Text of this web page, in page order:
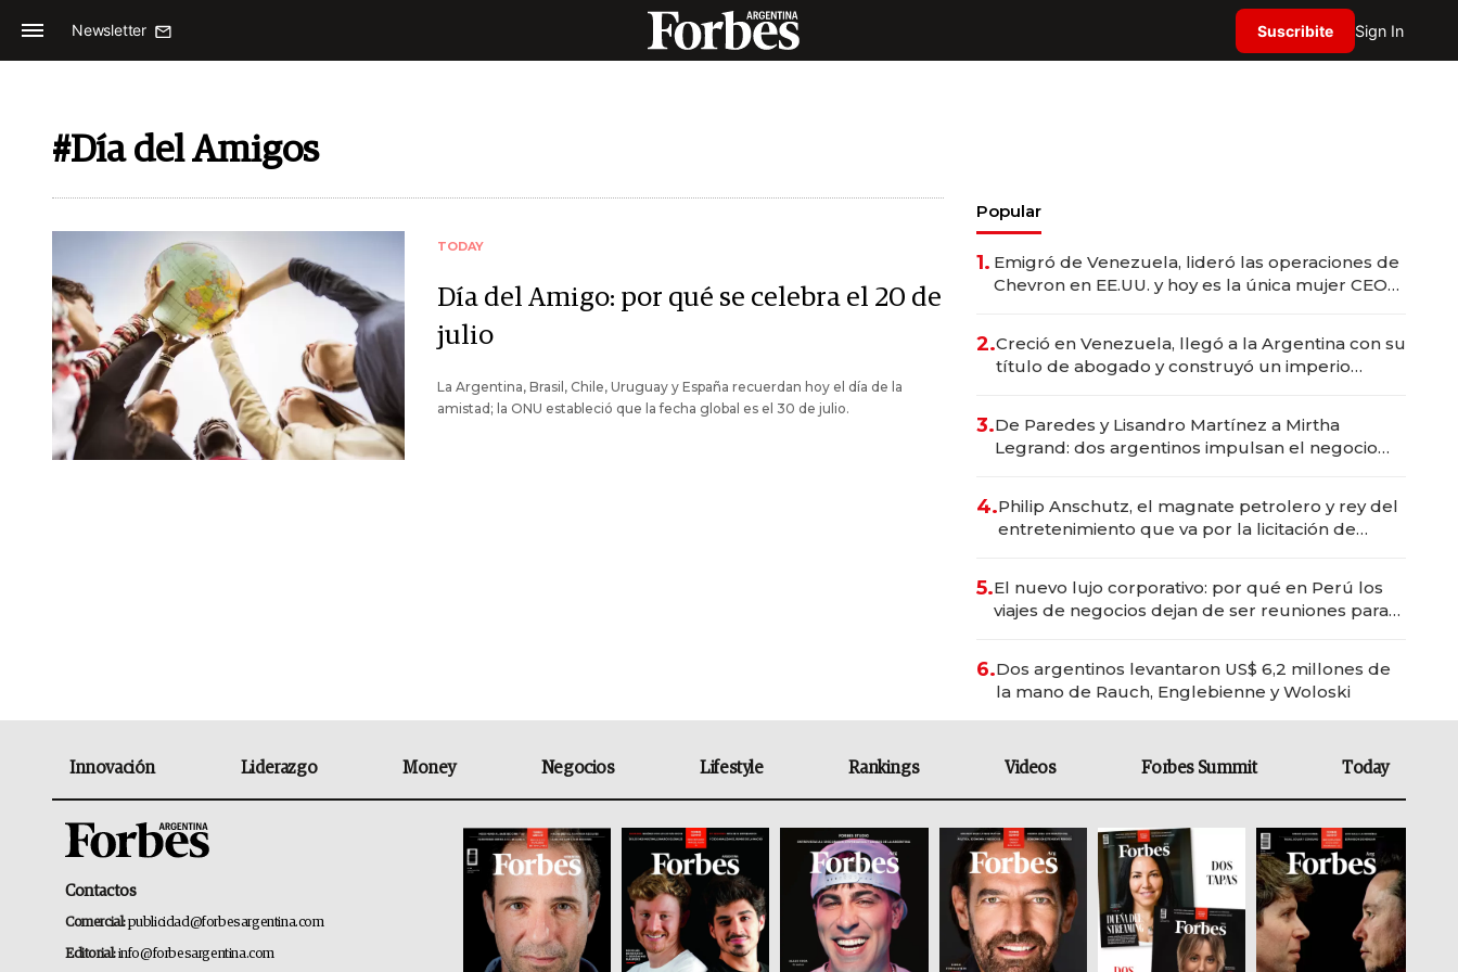
Newsletter Suscribite Sign In
#Día del Amigos
TODAY
Día del Amigo: por qué se celebra el 20 de
julio
La Argentina, Brasil, Chile, Uruguay y España recuerdan hoy el día de la
amistad; la ONU estableció que la fecha global es el 30 de julio.
Popular
1. Emigró de Venezuela, lideró las operaciones de
Chevron en EE.UU. y hoy es la única mujer CEO
2.Creció en Venezuela, llegó a la Argentina con su
título de abogado y construyó un imperio
3.De Paredes y Lisandro Martínez a Mirtha
Legrand: dos argentinos impulsan el negocio
4.Philip Anschutz, el magnate petrolero y rey del
entretenimiento que va por la licitación de
5.El nuevo lujo corporativo: por qué en Perú los
viajes de negocios dejan de ser reuniones para
6.Dos argentinos levantaron US$ 6,2 millones de
la mano de Rauch, Englebienne y Woloski
Innovación Liderazgo Money Negocios Lifestyle Rankings Videos Forbes Summit Today
Contactos
Comercial:publicidad@forbesargentina.com
Editorial:info@forbesargentina.com